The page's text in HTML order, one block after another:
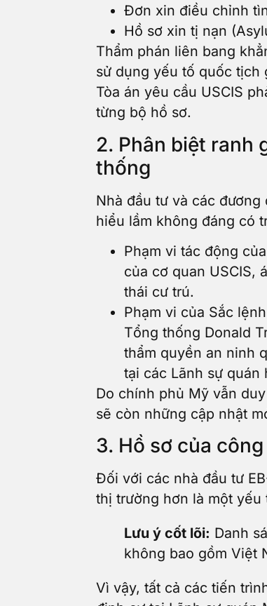
Đơn xin điều chỉnh
Hồ sơ xin tị nạn
Thẩm phán liên bang
sử dụng yếu tố quốc tịch
Tòa án yêu cầu USCIS
từng bộ hồ sơ.
2. Phân biệt ranh
thống
Nhà đầu tư và các
hiểu lầm không đáng có
Phạm vi tác động
của cơ quan USCIS,
thái cư trú.
Phạm vi của Sắc
Tổng thống Donald
thẩm quyền an ninh
tại các Lãnh sự quán
Do chính phủ Mỹ vẫn
sẽ còn những cập nhật
3. Hồ sơ của
Đối với các nhà đầu tư
thị trường hơn là một
Lưu ý cốt lõi: Danh
không bao gồm Việt
Vì vậy, tất cả các tiến